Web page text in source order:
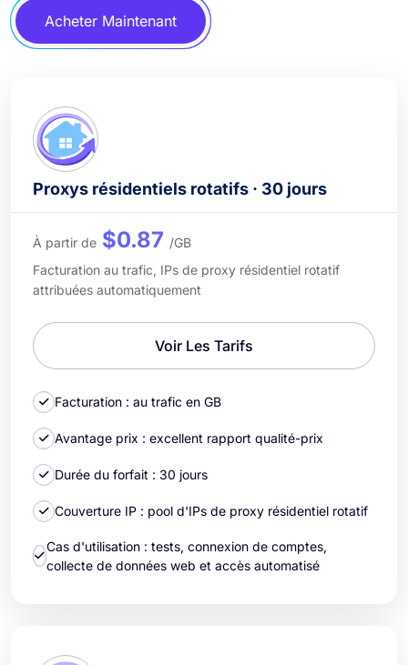
Acheter Maintenant
Proxys résidentiels rotatifs · 30 jours
À partir de $0.87 /GB
Facturation au trafic, IPs de proxy résidentiel rotatif
attribuées automatiquement
Voir Les Tarifs
Facturation : au trafic en GB
Avantage prix : excellent rapport qualité-prix
Durée du forfait : 30 jours
Couverture IP : pool d'IPs de proxy résidentiel rotatif
Cas d'utilisation : tests, connexion de comptes,
collecte de données web et accès automatisé